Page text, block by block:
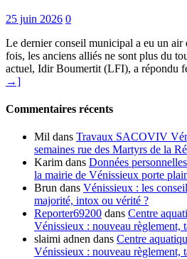
25 juin 2026 0
Le dernier conseil municipal a eu un
fois, les anciens alliés ne sont plus du
actuel, Idir Boumertit (LFI), a répondu
→]
Commentaires récents
Mil dans Travaux SACOVIV
semaines rue des Martyrs de la
Karim dans Données
la mairie de Vénissieux porte
Brun dans Vénissieux : les
majorité, intox ou vérité ?
Reporter69200 dans Centre
Vénissieux : nouveau règlement,
slaimi adnen dans Centre
Vénissieux : nouveau règlement,